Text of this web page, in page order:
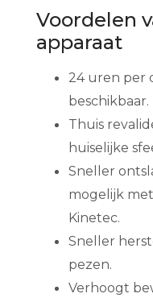
Voordelen
apparaat
24 uren per
beschikbaar.
Thuis
huiselijke
Sneller
mogelijk
Kinetec.
Sneller
pezen.
Verhoogt